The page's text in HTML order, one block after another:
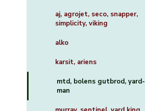
aj, agrojet, seco, snapper,
simplicity, viking
alko
karsit, ariens
mtd, bolens gutbrod, yard-
man